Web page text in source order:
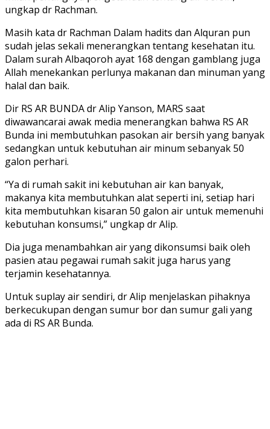
ungkap dr Rachman.
Masih kata dr Rachman Dalam hadits dan Alquran pun
sudah jelas sekali menerangkan tentang kesehatan itu.
Dalam surah Albaqoroh ayat 168 dengan gamblang juga
Allah menekankan perlunya makanan dan minuman yang
halal dan baik.
Dir RS AR BUNDA dr Alip Yanson, MARS saat
diwawancarai awak media menerangkan bahwa RS AR
Bunda ini membutuhkan pasokan air bersih yang banyak
sedangkan untuk kebutuhan air minum sebanyak 50
galon perhari.
“Ya di rumah sakit ini kebutuhan air kan banyak,
makanya kita membutuhkan alat seperti ini, setiap hari
kita membutuhkan kisaran 50 galon air untuk memenuhi
kebutuhan konsumsi,” ungkap dr Alip.
Dia juga menambahkan air yang dikonsumsi baik oleh
pasien atau pegawai rumah sakit juga harus yang
terjamin kesehatannya.
Untuk suplay air sendiri, dr Alip menjelaskan pihaknya
berkecukupan dengan sumur bor dan sumur gali yang
ada di RS AR Bunda.